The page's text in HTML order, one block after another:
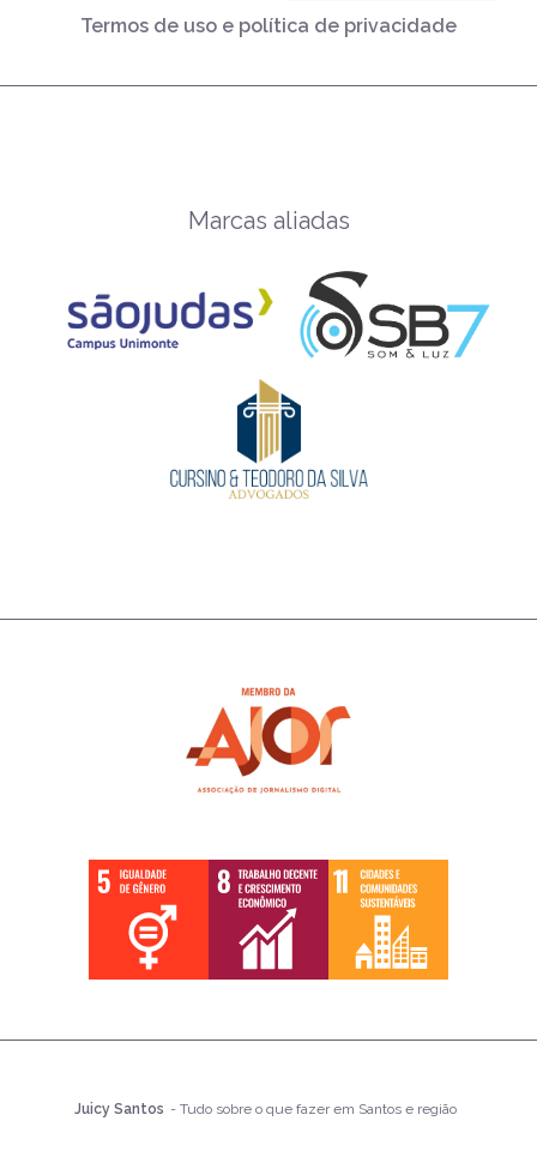
Termos de uso e política de privacidade
Marcas aliadas
Juicy Santos - Tudo sobre o que fazer em Santos e região